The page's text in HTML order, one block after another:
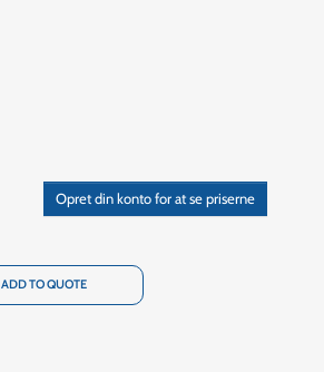
Opret din konto for at se priserne
ADD TO QUOTE